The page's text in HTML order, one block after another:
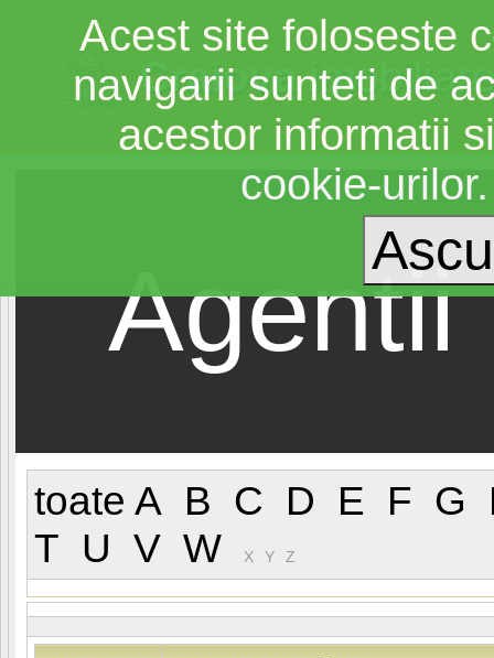
Craiova
Agentii
toate A B C D E F G
T U V W X Y Z
Acest site foloseste
navigarii sunteti de
acestor informatii
cookie-